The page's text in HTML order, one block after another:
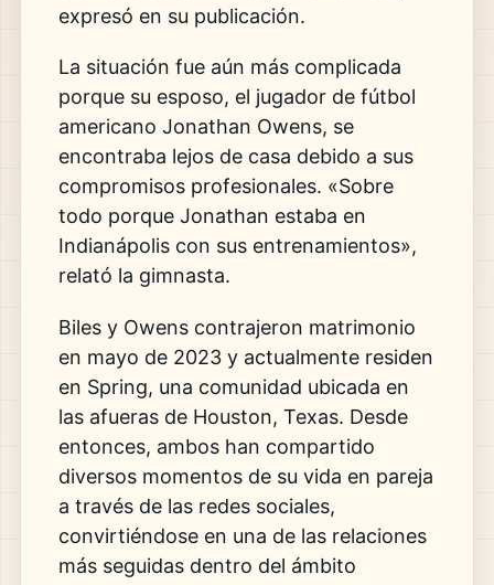
expresó en su publicación.
La situación fue aún más complicada
porque su esposo, el jugador de fútbol
americano Jonathan Owens, se
encontraba lejos de casa debido a sus
compromisos profesionales. «Sobre
todo porque Jonathan estaba en
Indianápolis con sus entrenamientos»,
relató la gimnasta.
Biles y Owens contrajeron matrimonio
en mayo de 2023 y actualmente residen
en Spring, una comunidad ubicada en
las afueras de Houston, Texas. Desde
entonces, ambos han compartido
diversos momentos de su vida en pareja
a través de las redes sociales,
convirtiéndose en una de las relaciones
más seguidas dentro del ámbito